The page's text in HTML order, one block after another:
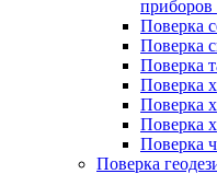
приборов
Поверка
Поверка
Поверка
Поверка
Поверка
Поверка
Поверка
Поверка